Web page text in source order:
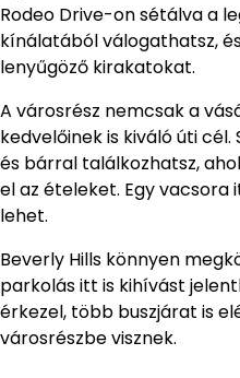
Rodeo Drive-on sétálva a
kínálatából válogathatsz,
lenyűgöző kirakatokat.
A városrész nemcsak a
kedvelőinek is kiváló úti
és bárral találkozhatsz,
el az ételeket. Egy vacsora
lehet.
Beverly Hills könnyen
parkolás itt is kihívást
érkezel, több buszjárat is
városrészbe visznek.